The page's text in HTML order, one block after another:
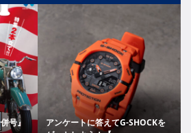
号』
アンケートに答えてG-SHOCKを